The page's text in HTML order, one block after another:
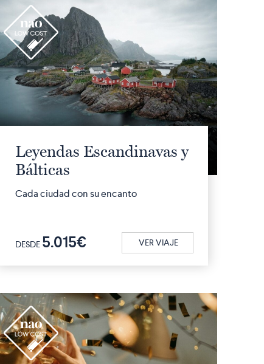
r
Leyendas Escandinavas y
Bálticas
Cada ciudad con su encanto
DESDE 5.015€ VER VIAJE
r